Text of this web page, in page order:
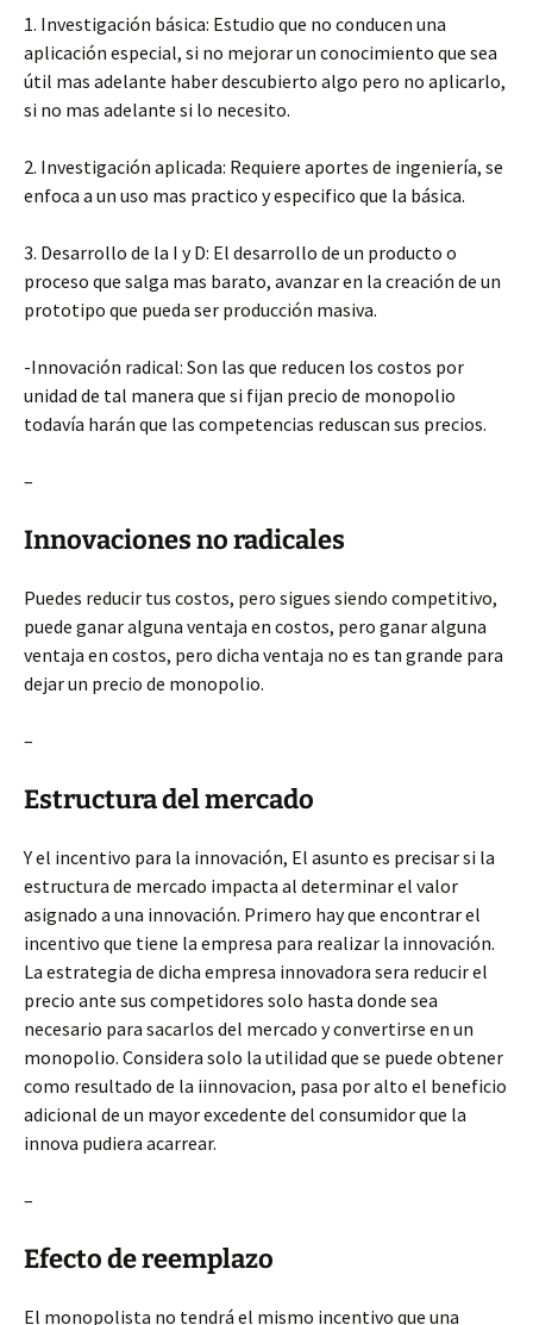
1. Investigación básica: Estudio que no conducen una
aplicación especial, si no mejorar un conocimiento que sea
útil mas adelante haber descubierto algo pero no aplicarlo,
si no mas adelante si lo necesito.
2. Investigación aplicada: Requiere aportes de ingeniería, se
enfoca a un uso mas practico y especifico que la básica.
3. Desarrollo de la I y D: El desarrollo de un producto o
proceso que salga mas barato, avanzar en la creación de un
prototipo que pueda ser producción masiva.
-Innovación radical: Son las que reducen los costos por
unidad de tal manera que si fijan precio de monopolio
todavía harán que las competencias reduscan sus precios.
–
Innovaciones no radicales
Puedes reducir tus costos, pero sigues siendo competitivo,
puede ganar alguna ventaja en costos, pero ganar alguna
ventaja en costos, pero dicha ventaja no es tan grande para
dejar un precio de monopolio.
–
Estructura del mercado
Y el incentivo para la innovación, El asunto es precisar si la
estructura de mercado impacta al determinar el valor
asignado a una innovación. Primero hay que encontrar el
incentivo que tiene la empresa para realizar la innovación.
La estrategia de dicha empresa innovadora sera reducir el
precio ante sus competidores solo hasta donde sea
necesario para sacarlos del mercado y convertirse en un
monopolio. Considera solo la utilidad que se puede obtener
como resultado de la iinnovacion, pasa por alto el beneficio
adicional de un mayor excedente del consumidor que la
innova pudiera acarrear.
–
Efecto de reemplazo
El monopolista no tendrá el mismo incentivo que una